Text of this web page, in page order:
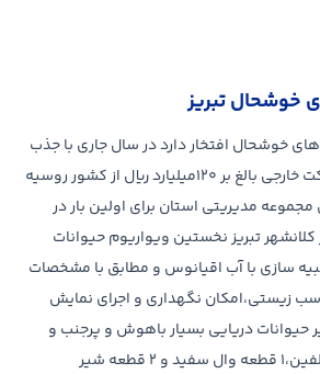
خوشحال تبریز
خوشحال افتخار دارد در سال جاری با جذب
و سرمایه گذاری شرکت خارجی بالغ بر ۱۲۰میلیارد ریال از کشور روسیه
مدیریتی استان برای اولین بار در
تبریز نخستین ویواریوم حیوانات
سازی با آب اقیانوس و مطابق با مشخصات
زیستی،امکان نگهداری و اجرای نمایش
حیوانات دریایی بسیار باهوش و پرجنب و
جوش را با ۱ قطعه دلفین،۱ قطعه وال سفید و ۲ قطعه شیر